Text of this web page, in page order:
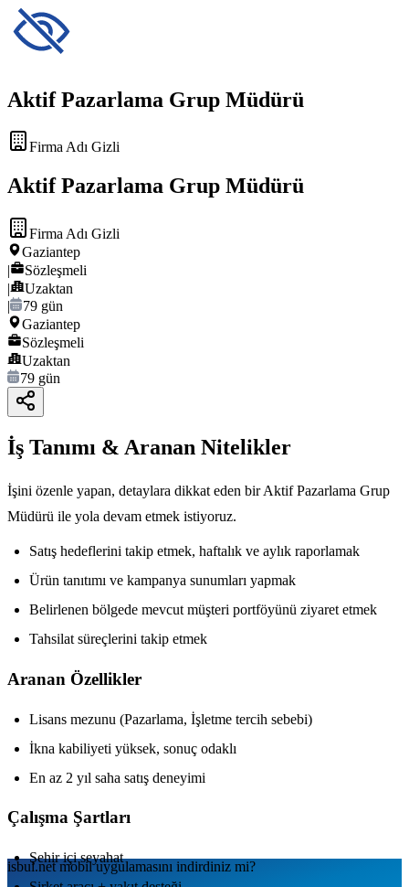
Aktif Pazarlama Grup Müdürü
Firma Adı Gizli
Aktif Pazarlama Grup Müdürü
Firma Adı Gizli
Gaziantep
|
Sözleşmeli
|
Uzaktan
|
79 gün
Gaziantep
Sözleşmeli
Uzaktan
79 gün
İş Tanımı & Aranan Nitelikler
İşini özenle yapan, detaylara dikkat eden bir Aktif Pazarlama Grup
Müdürü ile yola devam etmek istiyoruz.
Satış hedeflerini takip etmek, haftalık ve aylık raporlamak
Ürün tanıtımı ve kampanya sunumları yapmak
Belirlenen bölgede mevcut müşteri portföyünü ziyaret etmek
Tahsilat süreçlerini takip etmek
Aranan Özellikler
Lisans mezunu (Pazarlama, İşletme tercih sebebi)
İkna kabiliyeti yüksek, sonuç odaklı
En az 2 yıl saha satış deneyimi
Çalışma Şartları
Şehir içi seyahat
isbul.netmobil uygulamаsını indirdiniz mi?